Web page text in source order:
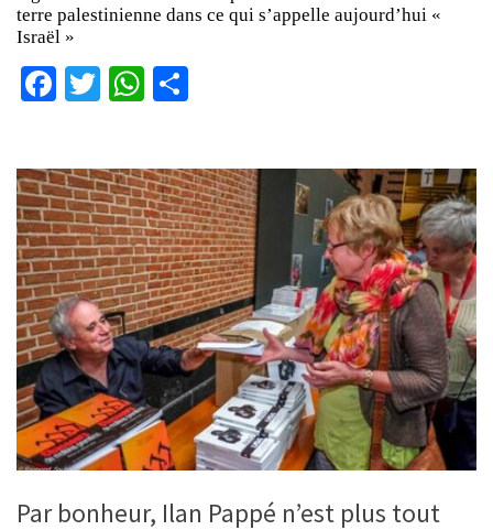
terre palestinienne dans ce qui s’appelle aujourd’hui «
Israël »
Facebook
TwitterWhatsApp
Par bonheur, Ilan Pappé n’est plus tout